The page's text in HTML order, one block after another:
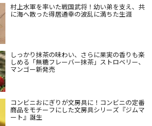
村上水軍を率いた戦国武将！幼い弟を支え、共
に海へ散った得居通幸の波乱に満ちた生涯
しっかり抹茶の味わい、さらに果実の香りも楽
しめる「無糖フレーバー抹茶」ストロベリー、
マンゴー新発売
コンビニおにぎりが文房具に！コンビニの定番
商品をモチーフにした文房具シリーズ『ジムマ
ート』誕生